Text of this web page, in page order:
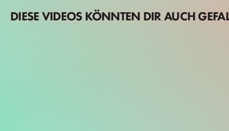
DIESE VIDEOS KÖNNTEN DIR AUCH